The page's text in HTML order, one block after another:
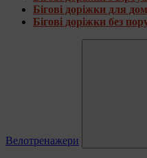
Бігові доріжки для
Бігові доріжки без
Велотренажери